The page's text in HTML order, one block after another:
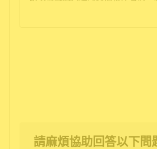
請麻煩協助回答以下問